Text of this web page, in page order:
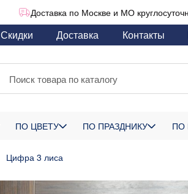
Доставка по Москве и МО
Скидки Доставка Контакты
ПО ЦВЕТУ ПО ПРАЗДНИКУ ПО
Цифра 3 лиса